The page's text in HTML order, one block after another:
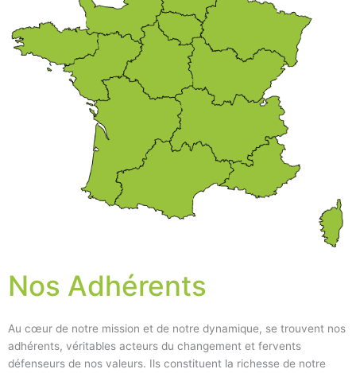
Nos Adhérents
Au cœur de notre mission et de notre dynamique, se trouvent nos
adhérents, véritables acteurs du changement et fervents
défenseurs de nos valeurs. Ils constituent la richesse de notre